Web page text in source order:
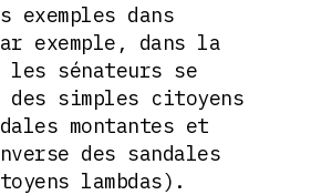
dans
exemple, dans la
les sénateurs se
simples citoyens
montantes et
des sandales
lambdas).